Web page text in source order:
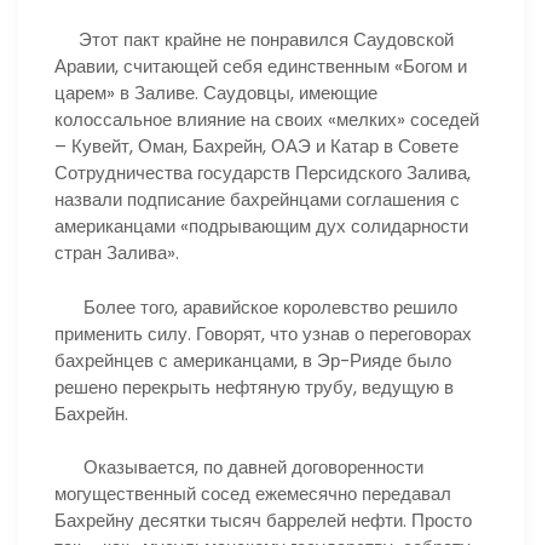
Этот пакт крайне не понравился Саудовской
Аравии, считающей себя единственным «Богом и
царем» в Заливе. Саудовцы, имеющие
колоссальное влияние на своих «мелких» соседей
– Кувейт, Оман, Бахрейн, ОАЭ и Катар в Совете
Сотрудничества государств Персидского Залива,
назвали подписание бахрейнцами соглашения с
американцами «подрывающим дух солидарности
стран Залива».
Более того, аравийское королевство решило
применить силу. Говорят, что узнав о переговорах
бахрейнцев с американцами, в Эр-Рияде было
решено перекрыть нефтяную трубу, ведущую в
Бахрейн.
Оказывается, по давней договоренности
могущественный сосед ежемесячно передавал
Бахрейну десятки тысяч баррелей нефти. Просто